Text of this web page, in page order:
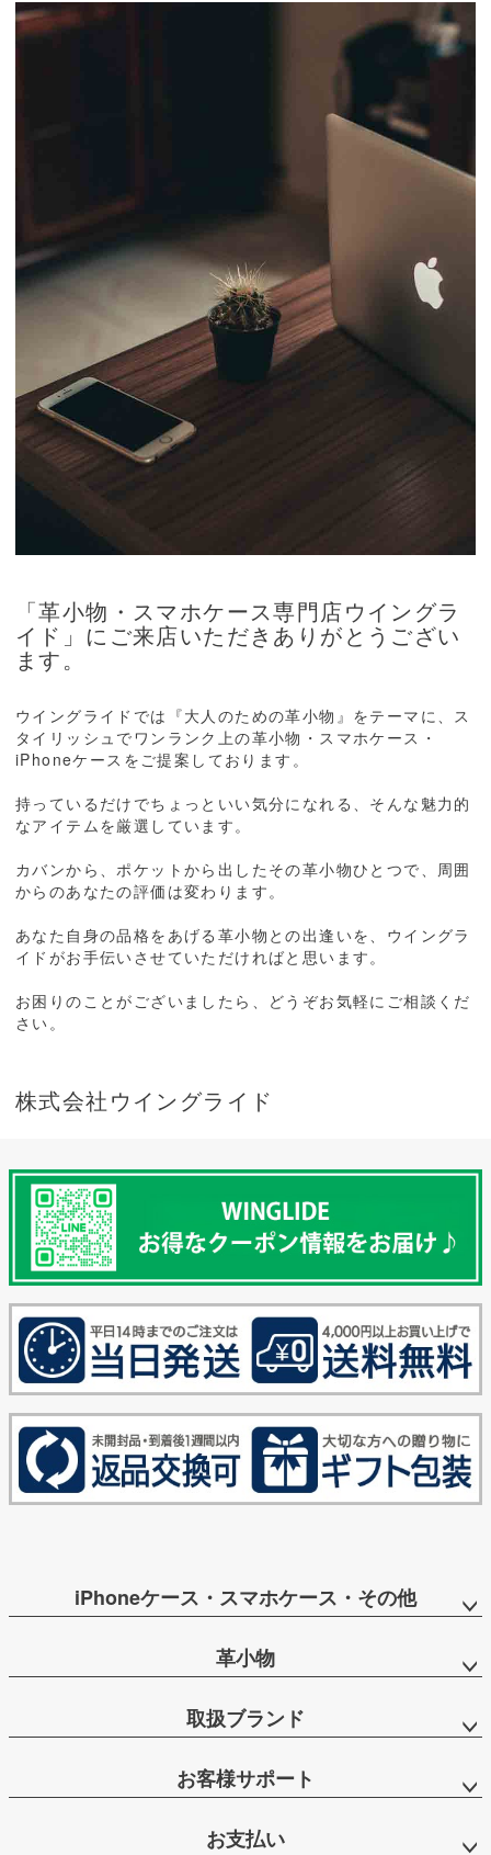
「革小物・スマホケース専門店ウイングラ
イド」にご来店いただきありがとうござい
ます。
ウイングライドでは『大人のための革小物』をテーマに、ス
タイリッシュでワンランク上の革小物・スマホケース・
iPhoneケースをご提案しております。
持っているだけでちょっといい気分になれる、そんな魅力的
なアイテムを厳選しています。
カバンから、ポケットから出したその革小物ひとつで、周囲
からのあなたの評価は変わります。
あなた自身の品格をあげる革小物との出逢いを、ウイングラ
イドがお手伝いさせていただければと思います。
お困りのことがございましたら、どうぞお気軽にご相談くだ
さい。
株式会社ウイングライド
ップ
へ
iPhoneケース・スマホケース・その他
革小物
取扱ブランド
お客様サポート
お支払い